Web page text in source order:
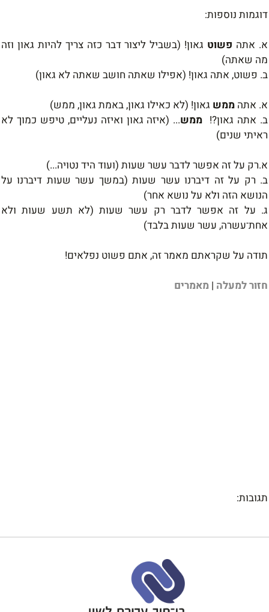
דוגמות נוספות:
א. אתה פשוט גאון! (בשביל ליצור דבר כזה צריך להיות גאון וזה
מה שאתה)
ב. פשוט, אתה גאון! (אפילו שאתה חושב שאתה לא גאון)
א. אתה ממש גאון! (לא כאילו גאון,באמת גאון, ממש)
ב. אתה גאון?! ממש... (איזה גאון ואיזה נעליים, טיפש כמוך לא
ראיתי שנים)
א.רק עלזה אפשר לדבר עשר שעות (ועוד היד נטויה...)
ב. רק על זה דיברנו עשר שעות (במשך עשר שעות דיברנו על
הנושא הזה ולא על נושא אחר)
ג. על זה אפשר לדבר רק עשר שעות (לא תשע שעות ולא
אחת־עשרה, עשר שעות בלבד)
תודה על שקראתם מאמר זה, אתם פשוט נפלאים!
חזור למעלה | מאמרים
תגובות: